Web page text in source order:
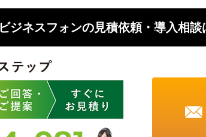
ビジネスフォンの見積依頼・導入相談